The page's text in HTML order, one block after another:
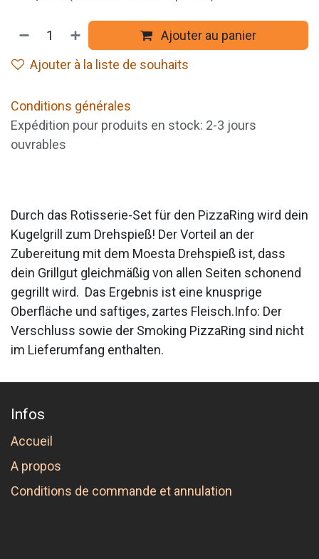
Ajouter au panier
Ajouter à la liste de souhaits
Conditions générales
Expédition pour produits en stock: 2-3 jours
ouvrables
Durch das Rotisserie-Set für den PizzaRing wird dein
Kugelgrill zum Drehspieß! Der Vorteil an der
Zubereitung mit dem Moesta Drehspieß ist, dass
dein Grillgut gleichmäßig von allen Seiten schonend
gegrillt wird. Das Ergebnis ist eine knusprige
Oberfläche und saftiges, zartes Fleisch.Info: Der
Verschluss sowie der Smoking PizzaRing sind nicht
im Lieferumfang enthalten.
Infos
Accueil
A propos
Conditions de commande et annulation